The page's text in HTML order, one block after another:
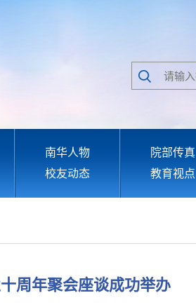
南华人物 院部传真
校友动态 教育视点
周年聚会座谈成功举办